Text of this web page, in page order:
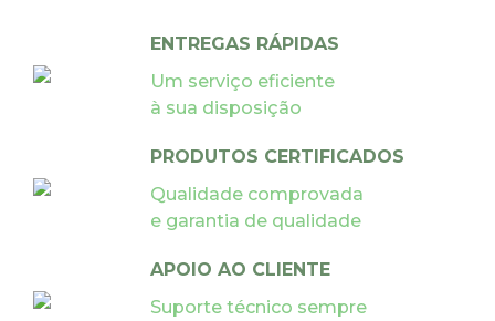
ENTREGAS RÁPIDAS
Um serviço eficiente
à sua disposição
PRODUTOS CERTIFICADOS
Qualidade comprovada
e garantia de qualidade
APOIO AO CLIENTE
Suporte técnico sempre